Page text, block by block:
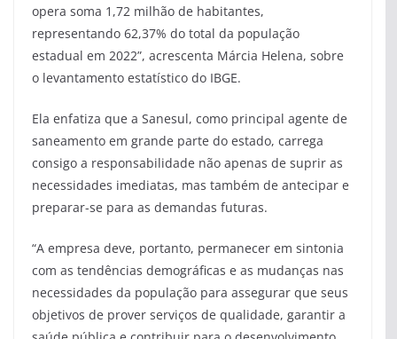
opera soma 1,72 milhão de habitantes,
representando 62,37% do total da população
estadual em 2022”, acrescenta Márcia Helena, sobre
o levantamento estatístico do IBGE.
Ela enfatiza que a Sanesul, como principal agente de
saneamento em grande parte do estado, carrega
consigo a responsabilidade não apenas de suprir as
necessidades imediatas, mas também de antecipar e
preparar-se para as demandas futuras.
“A empresa deve, portanto, permanecer em sintonia
com as tendências demográficas e as mudanças nas
necessidades da população para assegurar que seus
objetivos de prover serviços de qualidade, garantir a